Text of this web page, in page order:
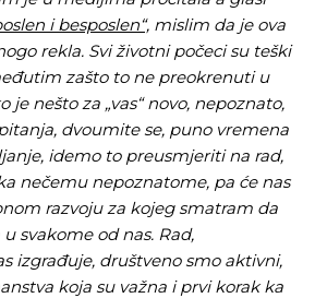
i besposlen“, mislim da je ova
rekla. Svi životni počeci su teški
zašto to ne preokrenuti u
je nešto za „vas“ novo, nepoznato,
dvoumite se, puno vremena
idemo to preusmjeriti na rad,
nečemu nepoznatome, pa će nas
razvoju za kojeg smatram da
svakome od nas. Rad,
izgrađuje, društveno smo aktivni,
koja su važna i prvi korak ka